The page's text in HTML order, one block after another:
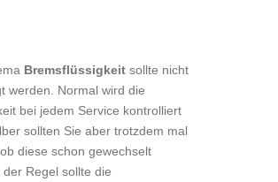
Bremsflüssigkeit sollte nicht
werden. Normal wird die
bei jedem Service kontrolliert
sollten Sie aber trotzdem mal
diese schon gewechselt
Regel sollte die